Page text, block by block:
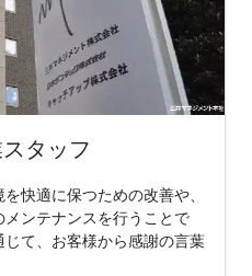
タッフ
快適に保つための改善や、
ンテナンスを行うことで
て、お客様から感謝の言葉